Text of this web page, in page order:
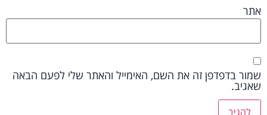
אתר
שמור בדפדפן זה את השם, האימייל והאתר שלי לפעם הבאה
שאגיב.